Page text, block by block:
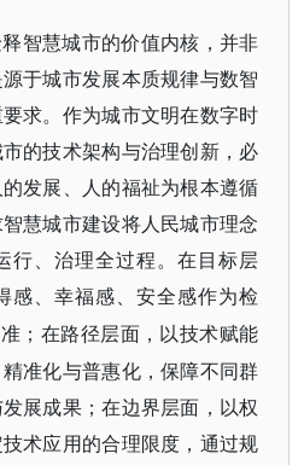
智慧城市的价值内核，并非
于城市发展本质规律与数智
求。作为城市文明在数字时
的技术架构与治理创新，必
发展、人的福祉为根本遵循
慧城市建设将人民城市理念
行、治理全过程。在目标层
感、幸福感、安全感作为检
；在路径层面，以技术赋能
准化与普惠化，保障不同群
展成果；在边界层面，以权
术应用的合理限度，通过规